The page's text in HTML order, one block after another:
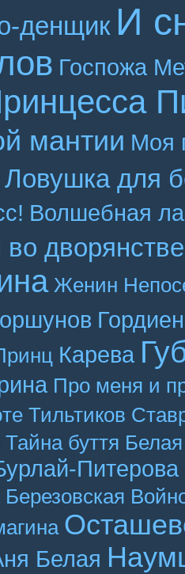
денщик И
Госпожа
мантии Моя
Ловушка для
Волшебная
дворянстве
Женин
Карева
Про меня и
Тильтиков
Тайна буття
Питерова
Березовская
Белая